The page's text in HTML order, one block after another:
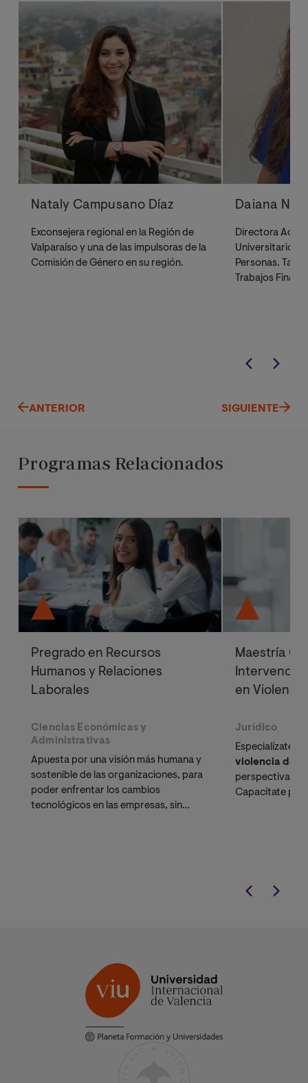
Nataly Campusano Díaz
Exconsejera regional en la Región de
Valparaíso y una de las impulsoras de la
Comisión de Género en su región.
Daiana
Directora
Universitario
Personas.
Trabajos
ANTERIOR SIGUIENTE
Programas Relacionados
Pregrado en Recursos
Humanos y Relaciones
Laborales
Ciencias Económicas y
Administrativas
Apuesta por una visión más humana y
sostenible de las organizaciones, para
poder enfrentar los cambios
tecnológicos en las empresas, sin
Maestría
en
Jurídico
Especialízate
violencia de
perspectiva
Capacítate